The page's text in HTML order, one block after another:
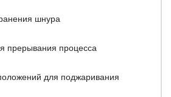
шнура
прерывания процесса
для поджаривания